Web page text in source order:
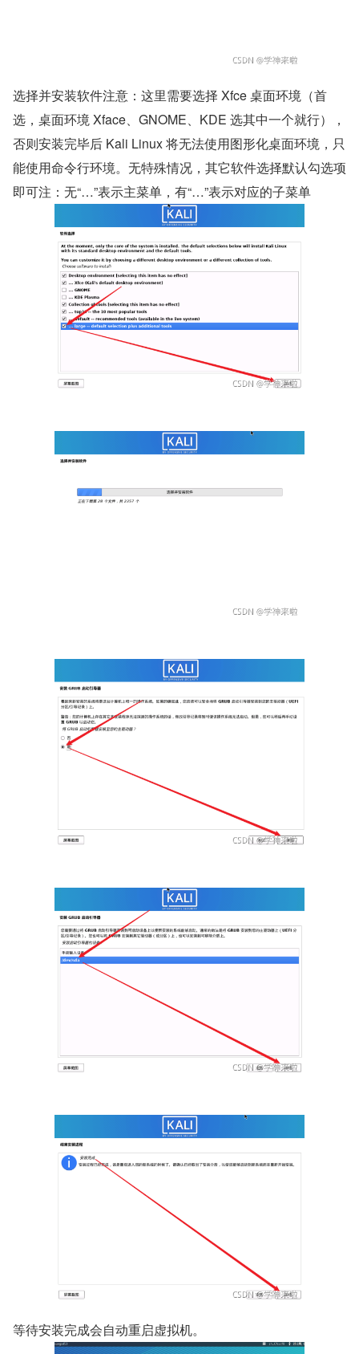
选择并安装软件注意：这里需要选择 Xfce 桌面环境（首
选，桌面环境 Xface、GNOME、KDE 选其中一个就行），
否则安装完毕后 Kali Linux 将无法使用图形化桌面环境，只
能使用命令行环境。无特殊情况，其它软件选择默认勾选项
即可注：无“…”表示主菜单，有“…”表示对应的子菜单
等待安装完成会自动重启虚拟机。